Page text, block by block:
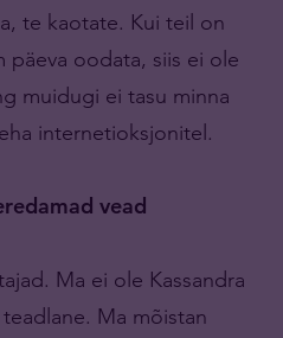
te kaotate. Kui teil on
päeva oodata, siis ei ole
muidugi ei tasu minna
internetioksjonitel.
vead
Ma ei ole Kassandra
Ma mõistan